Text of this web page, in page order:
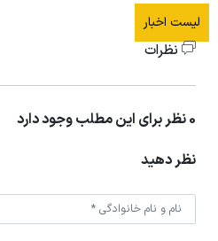
لیست اخبار
نظرات
0 نظر برای این مطلب وجود دارد
نظر دهید